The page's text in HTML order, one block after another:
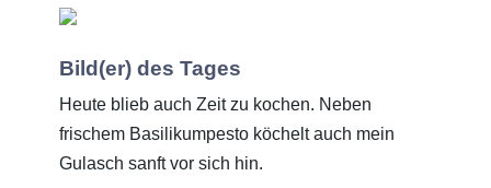
Bild(er) des Tages
Heute blieb auch Zeit zu kochen. Neben
frischem Basilikumpesto köchelt auch mein
Gulasch sanft vor sich hin.